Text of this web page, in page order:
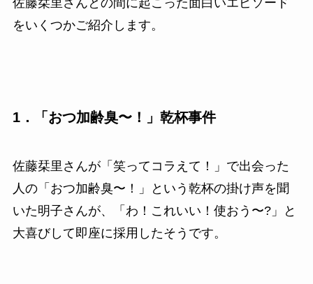
佐藤栞里さんとの間に起こった面白いエピソード
をいくつかご紹介します。
1．「おつ加齢臭〜！」乾杯事件
佐藤栞里さんが「笑ってコラえて！」で出会った
人の「おつ加齢臭〜！」という乾杯の掛け声を聞
いた明子さんが、「わ！これいい！使おう〜?」と
大喜びして即座に採用したそうです。